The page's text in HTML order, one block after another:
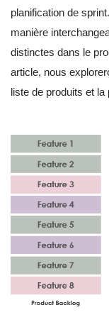
planification de
manière
distinctes dans le
article, nous
liste de produits et la